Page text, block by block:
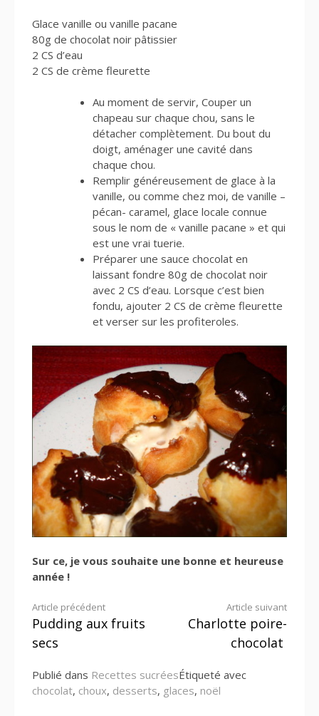
Glace vanille ou vanille pacane
80g de chocolat noir pâtissier
2 CS d’eau
2 CS de crème fleurette
Au moment de servir, Couper un
chapeau sur chaque chou, sans le
détacher complètement. Du bout du
doigt, aménager une cavité dans
chaque chou.
Remplir généreusement de glace à la
vanille, ou comme chez moi, de vanille –
pécan- caramel, glace locale connue
sous le nom de « vanille pacane » et qui
est une vrai tuerie.
Préparer une sauce chocolat en
laissant fondre 80g de chocolat noir
avec 2 CS d’eau. Lorsque c’est bien
fondu, ajouter 2 CS de crème fleurette
et verser sur les profiteroles.
Sur ce, je vous souhaite une bonne et heureuse
année !
Lire
la
Article précédent
Pudding aux fruits
secs
Article suivant
Charlotte poire-
chocolat
Publié dans Recettes sucréesÉtiqueté avec
chocolat, choux, desserts, glaces, noël